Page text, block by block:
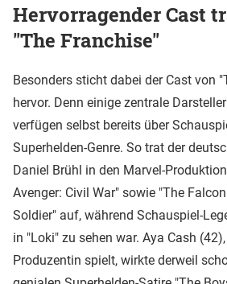
Hervorragender Cast
"The Franchise"
Besonders sticht dabei der Cast von
hervor. Denn einige zentrale
verfügen selbst bereits über
Superhelden-Genre. So trat der
Daniel Brühl in den Marvel-
Avenger: Civil War" sowie "The
Soldier" auf, während Schauspiel-
in "Loki" zu sehen war. Aya Cash
Produzentin spielt, wirkte derweil